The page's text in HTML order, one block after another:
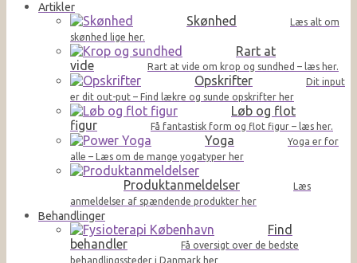
Artikler
Skønhed
Læs alt om
skønhed lige her.
Rart at
vide
Rart at vide om krop og sundhed – læs her.
Opskrifter
Dit input
er dit out-put – Find lækre og sunde opskrifter her
Løb og flot
figur
Få fantastisk form og flot figur – læs her.
Yoga
Yoga er for
alle – Læs om de mange yogatyper her
Produktanmeldelser
Læs
anmeldelser af spændende produkter her
Behandlinger
Find
behandler
Få oversigt over de bedste
behandlingssteder i Danmark her